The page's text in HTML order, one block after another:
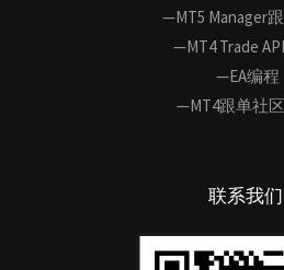
—MT5 Manager
—MT4 Trade
—EA编程
—MT4跟单社
联系我们